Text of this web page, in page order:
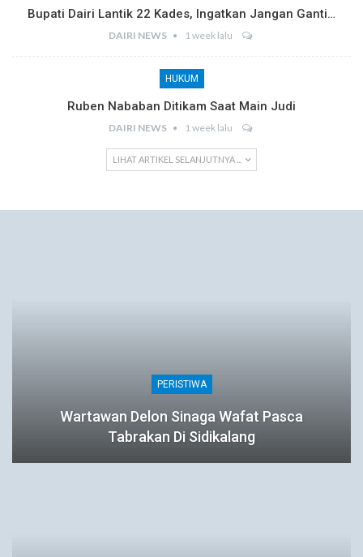
Bupati Dairi Lantik 22 Kades, Ingatkan Jangan Ganti…
DAIRI NEWS 1 week lalu
HUKUM
Ruben Nababan Ditikam Saat Main Judi
DAIRI NEWS 1 week lalu
LIHAT ARTIKEL SELANJUTNYA ...
PERISTIWA
Wartawan Delon Sinaga Wafat Pasca
Tabrakan Di Sidikalang